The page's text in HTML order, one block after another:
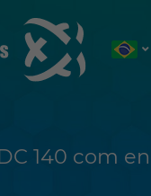
140 com